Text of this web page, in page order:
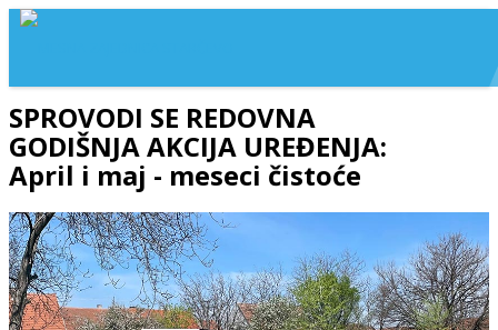
SPROVODI SE REDOVNA
GODIŠNJA AKCIJA UREĐENJA:
April i maj - meseci čistoće